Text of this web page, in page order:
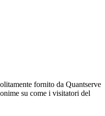
fornito da Quantserve
su come i visitatori del